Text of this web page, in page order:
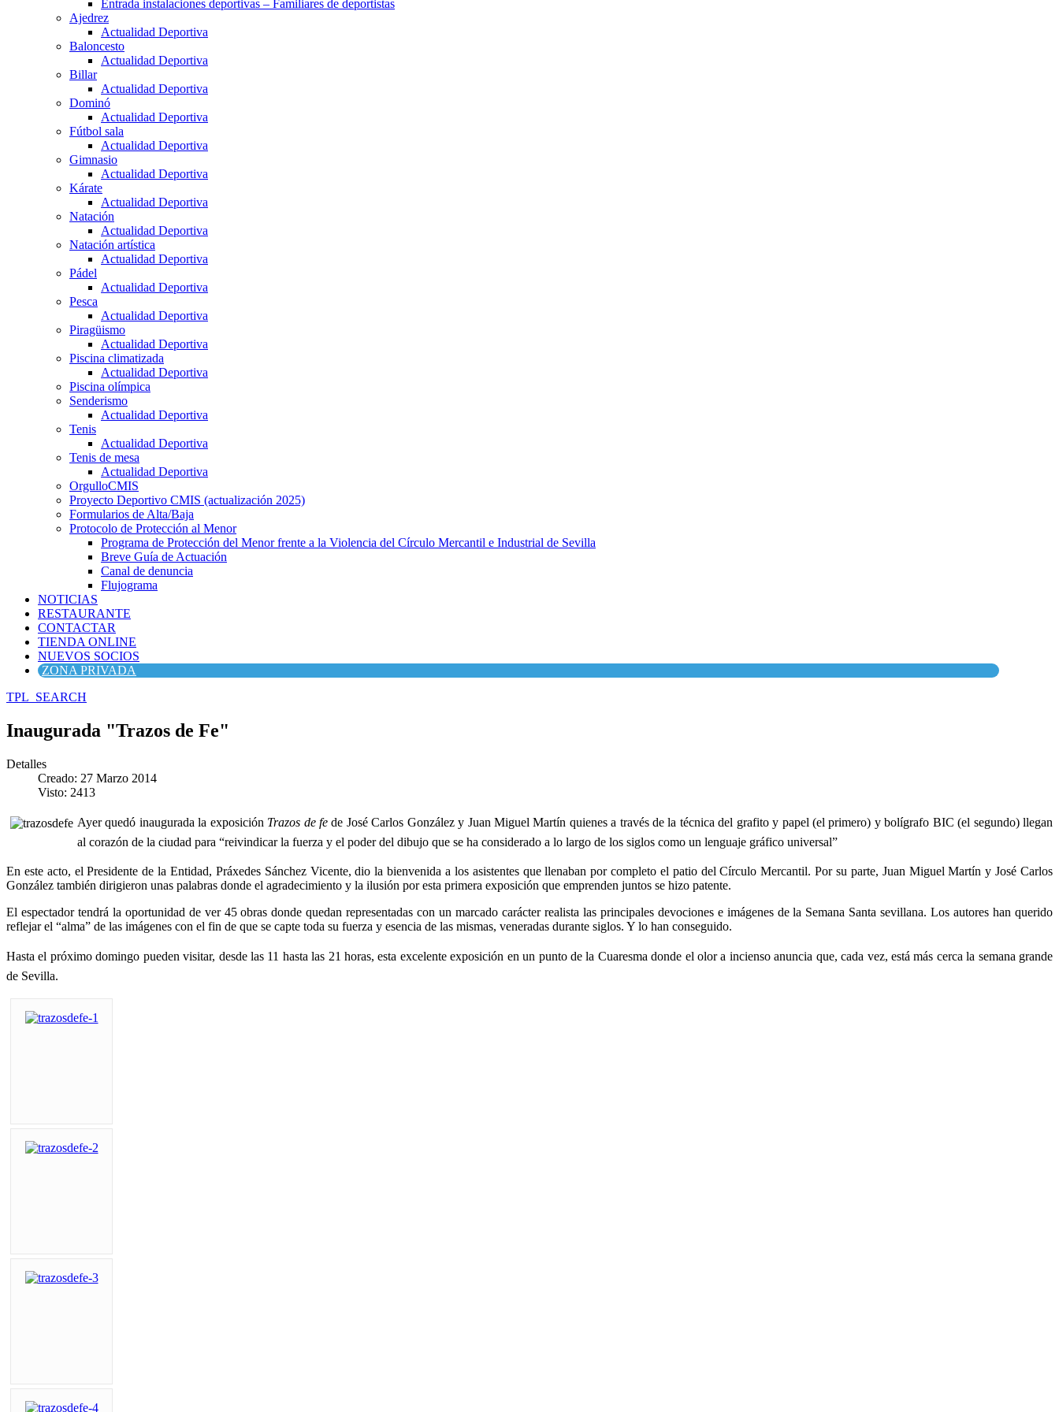
Entrada instalaciones deportivas – Familiares de deportistas
Ajedrez
Actualidad Deportiva
Baloncesto
Actualidad Deportiva
Billar
Actualidad Deportiva
Dominó
Actualidad Deportiva
Fútbol sala
Actualidad Deportiva
Gimnasio
Actualidad Deportiva
Kárate
Actualidad Deportiva
Natación
Actualidad Deportiva
Natación artística
Actualidad Deportiva
Pádel
Actualidad Deportiva
Pesca
Actualidad Deportiva
Piragüismo
Actualidad Deportiva
Piscina climatizada
Actualidad Deportiva
Piscina olímpica
Senderismo
Actualidad Deportiva
Tenis
Actualidad Deportiva
Tenis de mesa
Actualidad Deportiva
OrgulloCMIS
Proyecto Deportivo CMIS (actualización 2025)
Formularios de Alta/Baja
Protocolo de Protección al Menor
Programa de Protección del Menor frente a la Violencia del Círculo Mercantil e Industrial de Sevilla
Breve Guía de Actuación
Canal de denuncia
Flujograma
NOTICIAS
RESTAURANTE
CONTACTAR
TIENDA ONLINE
NUEVOS SOCIOS
ZONA PRIVADA
TPL_SEARCH
Inaugurada "Trazos de Fe"
Detalles
Creado: 27 Marzo 2014
Visto: 2413
Ayer quedó inaugurada la exposición Trazos de fede José Carlos González y Juan Miguel Martín quienes a través de la técnica del grafito y papel (el primero) y bolígrafo BIC (el segundo) llegan
al corazón de la ciudad para “reivindicar la fuerza y el poder del dibujo que se ha considerado a lo largo de los siglos como un lenguaje gráfico universal”
En este acto, el Presidente de la Entidad, Práxedes Sánchez Vicente, dio la bienvenida a los asistentes que llenaban por completo el patio del Círculo Mercantil. Por su parte, Juan Miguel Martín y José Carlos
González también dirigieron unas palabras donde el agradecimiento y la ilusión por esta primera exposición que emprenden juntos se hizo patente.
El espectador tendrá la oportunidad de ver 45 obras donde quedan representadas con un marcado carácter realista las principales devociones e imágenes de la Semana Santa sevillana. Los autores han querido
reflejar el “alma” de las imágenes con el fin de que se capte toda su fuerza y esencia de las mismas, veneradas durante siglos. Y lo han conseguido.
Hasta el próximo domingo pueden visitar, desde las 11 hasta las 21 horas, esta excelente exposición en un punto de la Cuaresma donde el olor a incienso anuncia que, cada vez, está más cerca la semana grande
de Sevilla.